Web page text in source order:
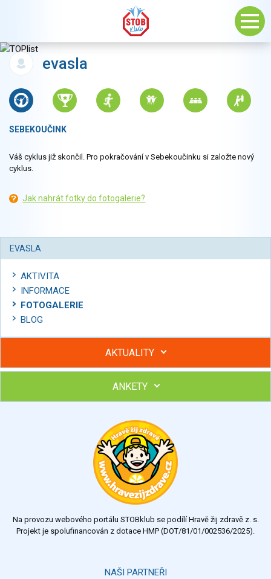
evasla
SEBEKOUČINK
Váš cyklus již skončil. Pro pokračování v Sebekoučinku si založte nový
cyklus.
Jak nahrát fotky do fotogalerie?
EVASLA
AKTIVITA
INFORMACE
FOTOGALERIE
BLOG
AKTUALITY
Hubněte s podporou lektorky a skupiny v kurzech STOBu
Chcete poradit s hubnutím? Najděte si odborníka STOBu ve
ANKETY
Výsledky Všechny ankety
Na provozu webového portálu STOBklub se podílí Hravě žij zdravě z. s.
Projekt je spolufinancován z dotace HMP (DOT/81/01/002536/2025).
NAŠI PARTNEŘI